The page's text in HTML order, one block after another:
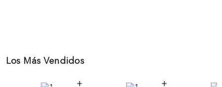
Los Más Vendidos